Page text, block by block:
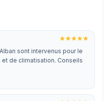
sont intervenus pour le
de climatisation. Conseils